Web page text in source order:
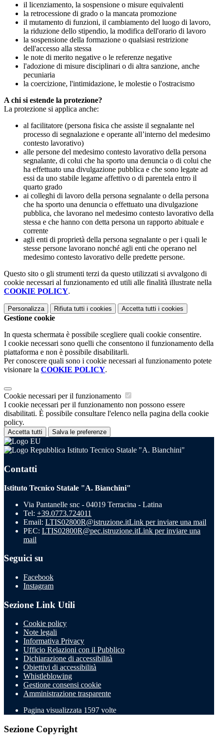
il licenziamento, la sospensione o misure equivalenti
la retrocessione di grado o la mancata promozione
il mutamento di funzioni, il cambiamento del luogo di lavoro,
la riduzione dello stipendio, la modifica dell'orario di lavoro
la sospensione della formazione o qualsiasi restrizione
dell'accesso alla stessa
le note di merito negative o le referenze negative
l'adozione di misure disciplinari o di altra sanzione, anche
pecuniaria
la coercizione, l'intimidazione, le molestie o l'ostracismo
A chi si estende la protezione?
La protezione si applica anche:
al facilitatore (persona fisica che assiste il segnalante nel
processo di segnalazione e operante all’interno del medesimo
contesto lavorativo)
alle persone del medesimo contesto lavorativo della persona
segnalante, di colui che ha sporto una denuncia o di colui che
ha effettuato una divulgazione pubblica e che sono legate ad
essi da uno stabile legame affettivo o di parentela entro il
quarto grado
ai colleghi di lavoro della persona segnalante o della persona
che ha sporto una denuncia o effettuato una divulgazione
pubblica, che lavorano nel medesimo contesto lavorativo della
stessa e che hanno con detta persona un rapporto abituale e
corrente
agli enti di proprietà della persona segnalante o per i quali le
stesse persone lavorano nonché agli enti che operano nel
medesimo contesto lavorativo delle predette persone.
Questo sito o gli strumenti terzi da questo utilizzati si avvalgono di
cookie necessari al funzionamento ed utili alle finalità illustrate nella
COOKIE POLICY.
Personalizza Rifiuta tutti i cookies Accetta tutti i cookies
Gestione cookie
In questa schermata è possibile scegliere quali cookie consentire.
I cookie necessari sono quelli che consentono il funzionamento della
piattaforma e non è possibile disabilitarli.
Per conoscere quali sono i cookie necessari al funzionamento potete
visionare la COOKIE POLICY.
Cookie necessari per il funzionamento
I cookie necessari per il funzionamento non possono essere
disabilitati. È possibile consultare l'elenco nella pagina della cookie
policy.
Accetta tutti Salva le preferenze
Istituto Tecnico Statale "A. Bianchini"
Contatti
Istituto Tecnico Statale "A. Bianchini"
Via Pantanelle snc - 04019 Terracina - Latina
Tel: +39.0773.724011
Email: LTIS02800R@istruzione.itLink per inviare una mail
PEC: LTIS02800R@pec.istruzione.itLink per inviare una
mail
Seguici su
Facebook
Instagram
Sezione Link Utili
Cookie policy
Note legali
Informativa Privacy
Ufficio Relazioni con il Pubblico
Dichiarazione di accessibilità
Obiettivi di accessibilità
Whistleblowing
Gestione consensi cookie
Amministrazione trasparente
Pagina visualizzata 1597 volte
Sezione Copyright